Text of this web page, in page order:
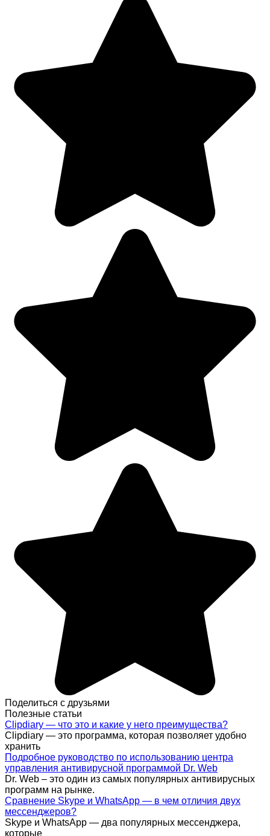
Поделиться с друзьями
Полезные статьи
Clipdiary — что это и какие у него преимущества?
Clipdiary — это программа, которая позволяет удобно
хранить
Подробное руководство по использованию центра
управления антивирусной программой Dr. Web
Dr. Web – это один из самых популярных антивирусных
программ на рынке.
Сравнение Skype и WhatsApp — в чем отличия двух
мессенджеров?
Skype и WhatsApp — два популярных мессенджера,
которые